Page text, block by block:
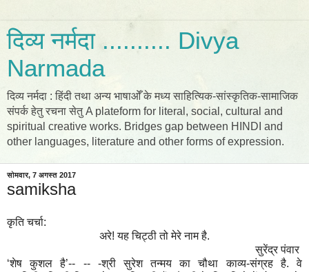
दिव्य नर्मदा .......... Divya
Narmada
दिव्य नर्मदा : हिंदी तथा अन्य भाषाओँ के मध्य साहित्यिक-सांस्कृतिक-सामाजिक
संपर्क हेतु रचना सेतु A plateform for literal, social, cultural and
spiritual creative works. Bridges gap between HINDI and
other languages, literature and other forms of expression.
सोमवार, 7 अगस्त 2017
samiksha
कृति चर्चा:
अरे! यह चिट्ठी तो मेरे नाम है.
सुरेंद्र पंवार
‘शेष कुशल है’-- -- -श्री सुरेश तन्मय का चौथा काव्य-संग्रह है. वे